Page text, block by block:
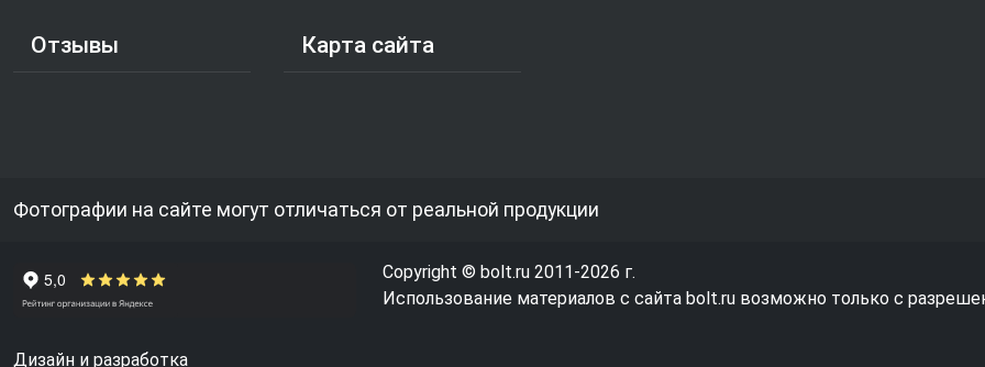
Отзывы Карта сайта
Фотографии на сайте могут отличаться от реальной продукции
Copyright © bolt.ru 2011-2026 г.
Использование материалов с сайта bolt.ru возможно только с
Дизайн и разработка